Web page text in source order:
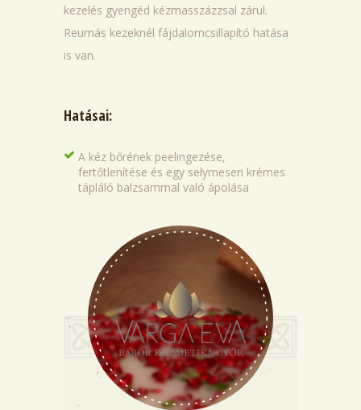
kezelés gyengéd kézmasszázzsal zárul.
Reumás kezeknél fájdalomcsillapító hatása
is van.
Hatásai:
A kéz bőrének peelingezése,
fertőtlenítése és egy selymesen krémes
tápláló balzsammal való ápolása